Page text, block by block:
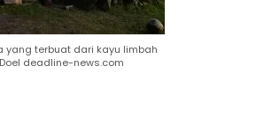
yang terbuat dari kayu limbah
deadline-news.com